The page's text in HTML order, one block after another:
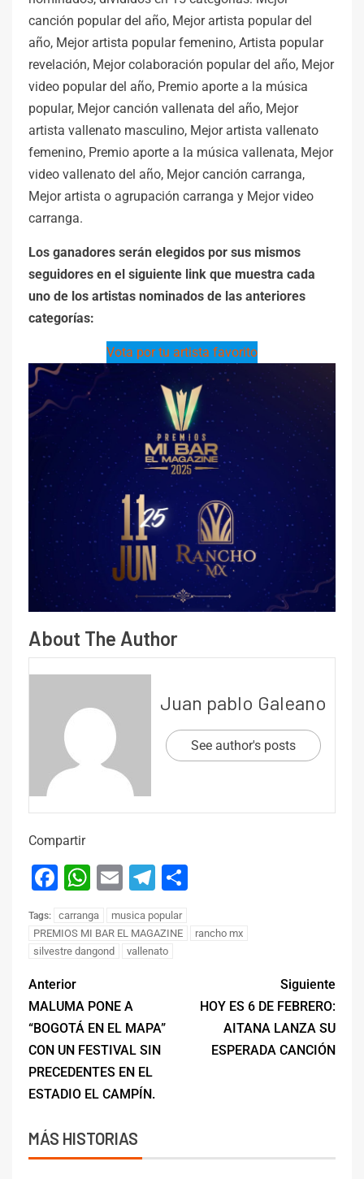
canción popular del año, Mejor artista popular del
año, Mejor artista popular femenino, Artista popular
revelación, Mejor colaboración popular del año, Mejor
video popular del año, Premio aporte a la música
popular, Mejor canción vallenata del año, Mejor
artista vallenato masculino, Mejor artista vallenato
femenino, Premio aporte a la música vallenata, Mejor
video vallenato del año, Mejor canción carranga,
Mejor artista o agrupación carranga y Mejor video
carranga.
Los ganadores serán elegidos por sus mismos
seguidores en el siguiente link que muestra cada
uno de los artistas nominados de las anteriores
categorías:
Vota por tu artista favorito
About The Author
Juan pablo Galeano
See author's posts
Compartir
Facebook
WhatsApp
EmailTelegram
Tags: carranga
musica popular
PREMIOS MI BAR EL MAGAZINE
rancho mx
silvestre dangond
vallenato
Anterior
MALUMA PONE A
“BOGOTÁ EN EL MAPA”
CON UN FESTIVAL SIN
PRECEDENTES EN EL
ESTADIO EL CAMPÍN.
Siguiente
HOY ES 6 DE FEBRERO:
AITANA LANZA SU
ESPERADA CANCIÓN
MÁS HISTORIAS